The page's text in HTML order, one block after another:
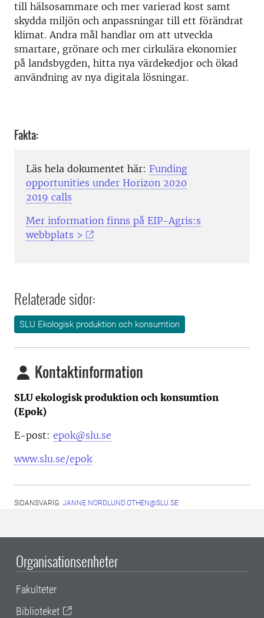
till hälsosammare och mer varierad kost samt
skydda miljön och anpassningar till ett förändrat
klimat. Andra mål handlar om att utveckla
smartare, grönare och mer cirkulära ekonomier
på landsbygden, hitta nya värdekedjor och ökad
användning av nya digitala lösningar.
Fakta:
Läs hela dokumentet här: Funding
opportunities under Horizon 2020
2019 calls
Mer information finns på EIP-Agris:s
webbplats >
Relaterade sidor:
SLU Ekologisk produktion och konsumtion
Kontaktinformation
SLU ekologisk produktion och konsumtion
(Epok)
E-post: epok@slu.se
www.slu.se/epok
SIDANSVARIG: JANNE.NORDLUND.OTHEN@SLU.SE
Organisationsenheter
Fakulteter
Biblioteket